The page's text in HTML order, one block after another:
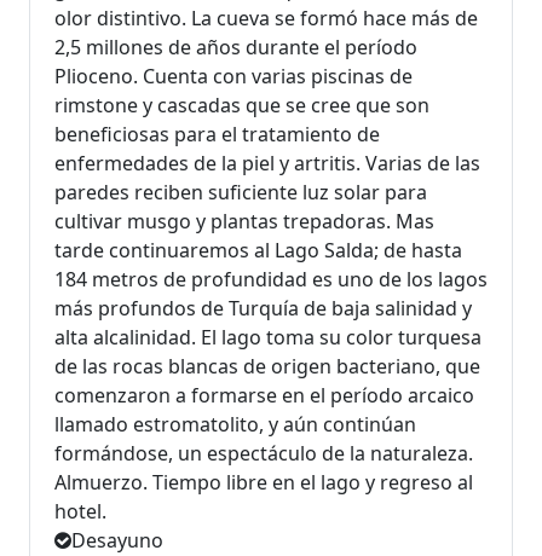
olor distintivo. La cueva se formó hace más de
2,5 millones de años durante el período
Plioceno. Cuenta con varias piscinas de
rimstone y cascadas que se cree que son
beneficiosas para el tratamiento de
enfermedades de la piel y artritis. Varias de las
paredes reciben suficiente luz solar para
cultivar musgo y plantas trepadoras. Mas
tarde continuaremos al Lago Salda; de hasta
184 metros de profundidad es uno de los lagos
más profundos de Turquía de baja salinidad y
alta alcalinidad. El lago toma su color turquesa
de las rocas blancas de origen bacteriano, que
comenzaron a formarse en el período arcaico
llamado estromatolito, y aún continúan
formándose, un espectáculo de la naturaleza.
Almuerzo. Tiempo libre en el lago y regreso al
hotel.
Desayuno